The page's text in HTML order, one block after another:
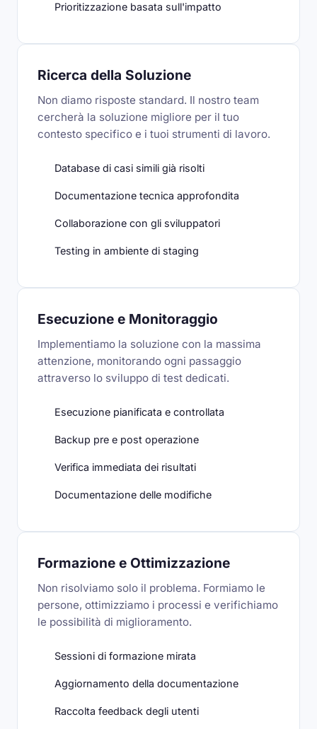
Prioritizzazione basata sull'impatto
Ricerca della Soluzione
Non diamo risposte standard. Il nostro team
cercherà la soluzione migliore per il tuo
contesto specifico e i tuoi strumenti di lavoro.
Database di casi simili già risolti
Documentazione tecnica approfondita
Collaborazione con gli sviluppatori
Testing in ambiente di staging
Esecuzione e Monitoraggio
Implementiamo la soluzione con la massima
attenzione, monitorando ogni passaggio
attraverso lo sviluppo di test dedicati.
Esecuzione pianificata e controllata
Backup pre e post operazione
Verifica immediata dei risultati
Documentazione delle modifiche
Formazione e Ottimizzazione
Non risolviamo solo il problema. Formiamo le
persone, ottimizziamo i processi e verifichiamo
le possibilità di miglioramento.
Sessioni di formazione mirata
Aggiornamento della documentazione
Raccolta feedback degli utenti